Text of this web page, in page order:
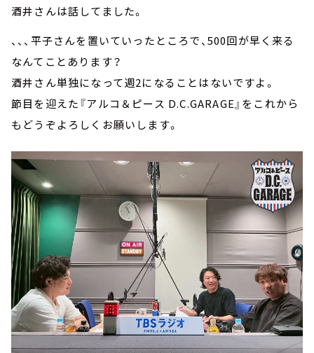
酒井さんは話してました。
、、、平子さんを置いていったところで、500回が早く来る
なんてことあります？
酒井さん単独になって週2になることはないですよ。
節目を迎えた『アルコ＆ピース D.C.GARAGE』をこれから
もどうぞよろしくお願いします。